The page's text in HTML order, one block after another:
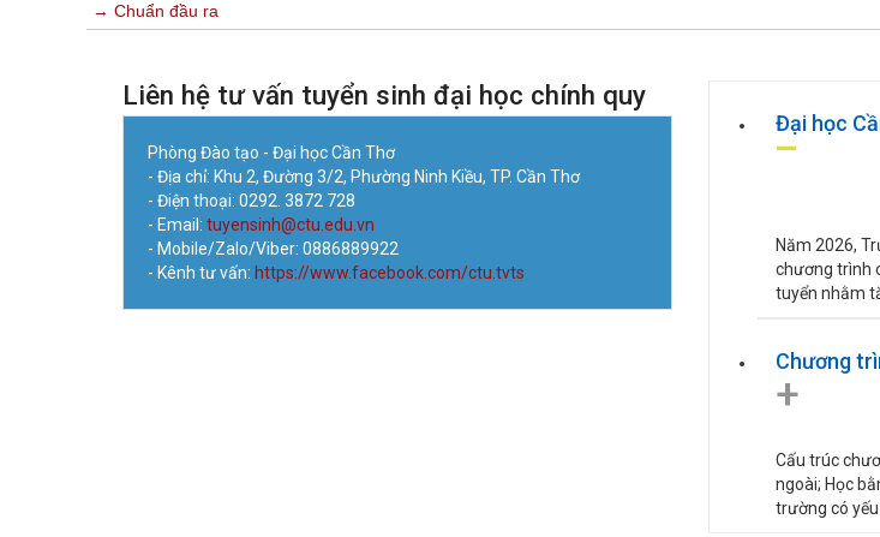
→ Chuẩn đầu ra
Liên hệ tư vấn tuyển sinh đại học chính quy
Phòng Đào tạo - Đại học Cần Thơ
- Địa chỉ: Khu 2, Đường 3/2, Phường Ninh Kiều, TP. Cần Thơ
- Điện thoại: 0292. 3872 728
- Email: tuyensinh@ctu.edu.vn
- Mobile/Zalo/Viber: 0886889922
- Kênh tư vấn: https://www.facebook.com/ctu.tvts
Đại học
Năm 2026,
chương trình
tuyển nhằm
Chương
+
Cấu trúc
ngoài; Học
trường có